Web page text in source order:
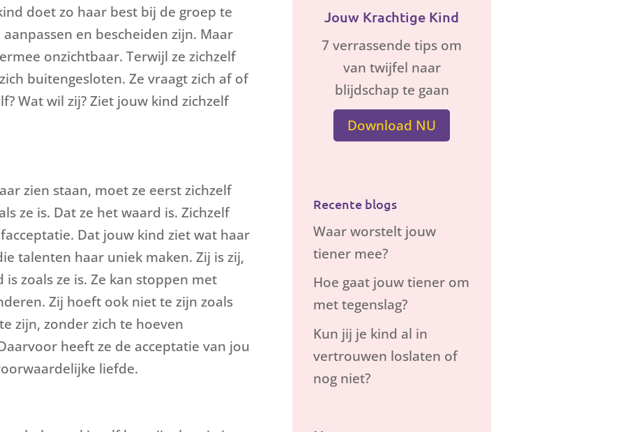
doet zo haar best bij de groep te
en bescheiden zijn. Maar
onzichtbaar. Terwijl ze zichzelf
buitengesloten. Ze vraagt zich af of
Wat wil zij? Ziet jouw kind zichzelf
zien staan, moet ze eerst zichzelf
ze is. Dat ze het waard is. Zichzelf
Dat jouw kind ziet wat haar
talenten haar uniek maken. Zij is zij,
zoals ze is. Ze kan stoppen met
Zij hoeft ook niet te zijn zoals
zijn, zonder zich te hoeven
heeft ze de acceptatie van jou
liefde.
Jouw Krachtige Kind
7 verrassende tips om
van twijfel naar
blijdschap te gaan
Download NU
Recente blogs
Waar worstelt jouw
tiener mee?
Hoe gaat jouw tiener om
met tegenslag?
Kun jij je kind al in
vertrouwen loslaten of
nog niet?